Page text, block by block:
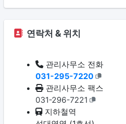
연락처 & 위치
관리사무소 전화
031-295-7220
관리사무소 팩스
031-296-7221
지하철역